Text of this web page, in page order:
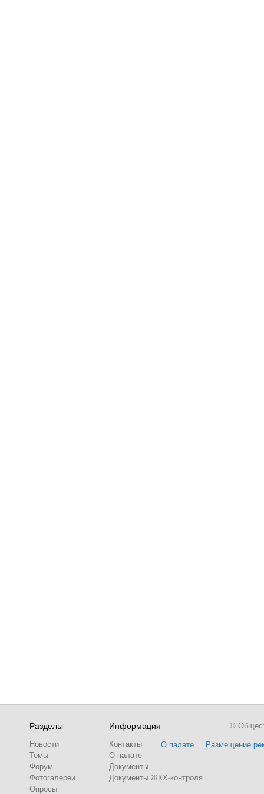
Разделы
Новости
Темы
Форум
Фотогалереи
Опросы
Информация
Контакты
О палате
Документы
Документы ЖКХ-контроля
О палате Размещение
©